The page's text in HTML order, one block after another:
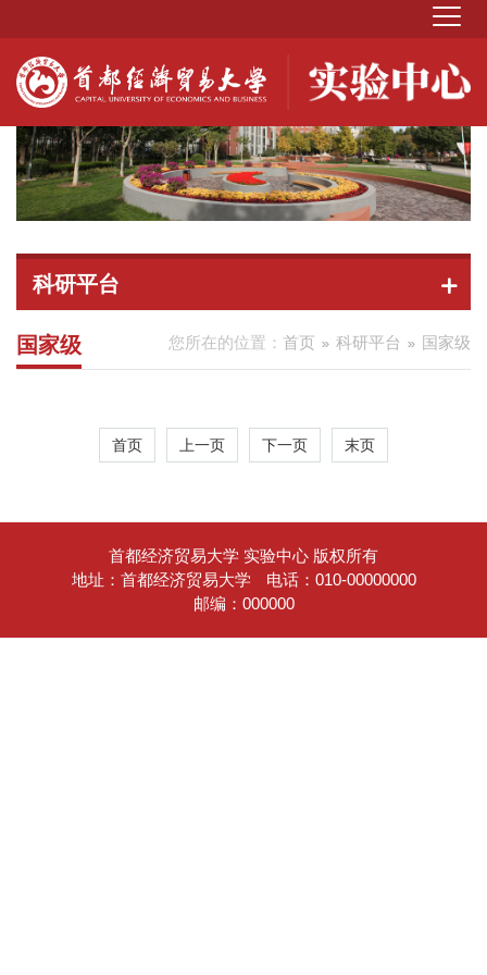
科研平台
您所在的位置： 首页 科研平台 国家级
国家级
首页 上一页 下一页 末页
首都经济贸易大学 实验中心 版权所有
地址：首都经济贸易大学
电话：010-00000000
邮编：000000